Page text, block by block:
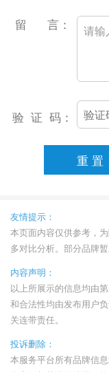
留 言：
验 证 码：
友情提示：
本页面内容仅供参考，
多对比分析。部分品牌
内容声明：
以上所展示的信息均由
和合法性均由发布用户
关连带责任。
投诉删除：
本服务平台所有品牌信